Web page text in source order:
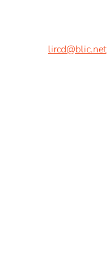
lircd@blic.net